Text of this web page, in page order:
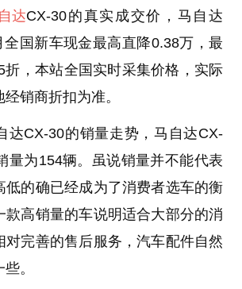
达CX-30的真实成交价，马自达
全国新车现金最高直降0.38万，最
折，本站全国实时采集价格，实际
销商折扣为准。
达CX-30的销量走势，马自达CX-
量为154辆。虽说销量并不能代表
低的确已经成为了消费者选车的衡
款高销量的车说明适合大部分的消
对完善的售后服务，汽车配件自然
。